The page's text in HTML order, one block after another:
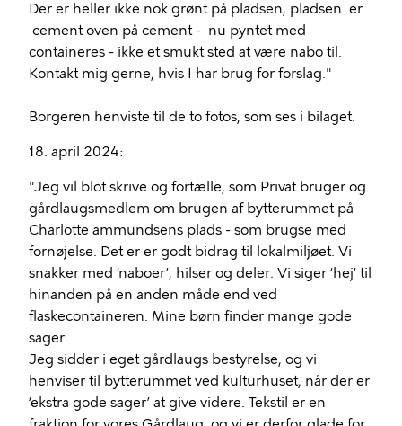
Der er heller ikke nok grønt på pladsen, pladsen er
cement oven på cement - nu pyntet med
containeres - ikke et smukt sted at være nabo til.
Kontakt mig gerne, hvis I har brug for forslag."
Borgeren henviste til de to fotos, som ses i bilaget.
18. april 2024:
"Jeg vil blot skrive og fortælle, som Privat bruger og
gårdlaugsmedlem om brugen af bytterummet på
Charlotte ammundsens plads - som brugse med
fornøjelse. Det er er godt bidrag til lokalmiljøet. Vi
snakker med ‘naboer’, hilser og deler. Vi siger ‘hej’ til
hinanden på en anden måde end ved
flaskecontaineren. Mine børn finder mange gode
sager.
Jeg sidder i eget gårdlaugs bestyrelse, og vi
henviser til bytterummet ved kulturhuset, når der er
‘ekstra gode sager’ at give videre. Tekstil er en